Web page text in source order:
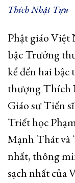
Thích Nhật Tựu
Phật giáo Việt
bậc Trưởng
kể đến hai bậc
thượng Thích
Giáo sư Tiến
Triết học
Mạnh Thát và
nhất, thông
sạch nhất của